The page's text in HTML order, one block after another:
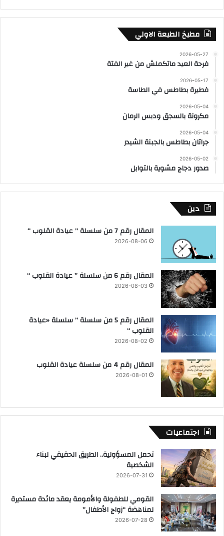
مطبخ الطبعة الاولي
2026-05-27
فرحة العيد ماتكملش من غير الفتة
2026-05-17
فطيرة بطاطس في الطاسة
2026-05-04
مكرونة بالسجق ودبس الرمان
2026-05-04
جراتان بطاطس بالجبنة الشيدر
2026-05-02
صدور دجاج مشوية بالتوابل
دين
المقال رقم 7 من سلسلة ” عيادة القلوب “
2026-08-06
المقال رقم 6 من سلسلة ” عيادة القلوب “
2026-08-03
المقال رقم 5 من سلسلة ” سلسلة «عيادة
القلوب “
2026-08-02
المقال رقم 4 من سلسلة عيادة القلوب
2026-08-01
اجتماعيات
تحمل المسؤولية.. الطريق الحقيقي لبناء
الشخصية
2026-07-31
القومي للطفولة والأمومة يعقد مائدة مستديرة
لمناهضة “زواج الأطفال”
2026-07-28